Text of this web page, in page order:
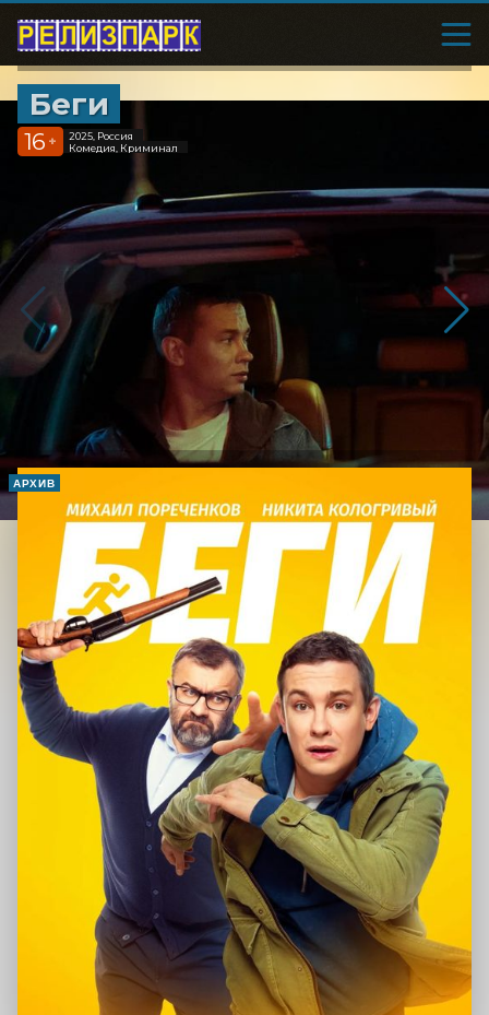
Беги
16 +
2025, Россия
Комедия, Криминал
АРХИВ